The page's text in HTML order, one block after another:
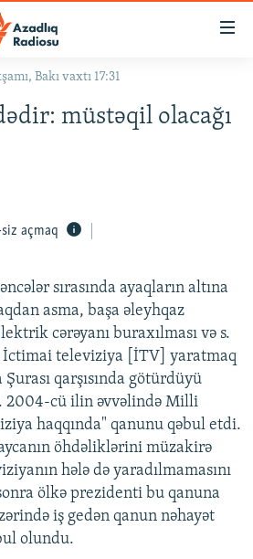
KITABXANASI
STANDARTLARIMIZ
TELEFONUNUZDA
Bakı vaxtı 17:31
müstəqil olacağı
açmaq
sırasında ayaqların altına
asma, başa əleyhqaz
cərəyanı buraxılması və s.
televiziya [İTV] yaratmaq
qarşısında götürdüyü
2004-cü ilin əvvəlində Milli
haqqında" qanunu qəbul etdi.
öhdəliklərini müzakirə
hələ də yaradılmamasını
ölkə prezidenti bu qanuna
iş gedən qanun nəhayət
olundu.